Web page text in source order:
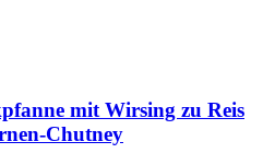
mit Wirsing zu Reis
Chutney